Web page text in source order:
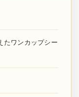
たワンカップシー